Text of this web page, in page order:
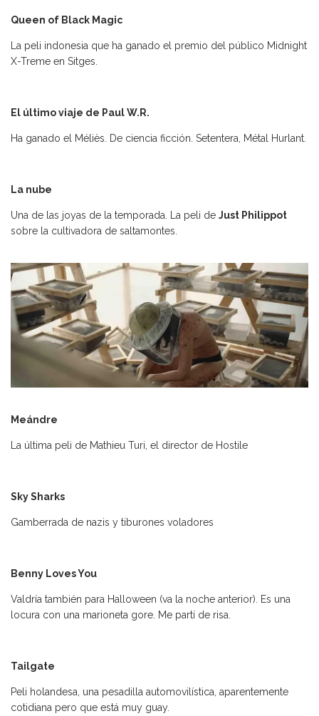
Queen of Black Magic
La peli indonesia que ha ganado el premio del público Midnight
X-Treme en Sitges.
El último viaje de Paul W.R.
Ha ganado el Méliès. De ciencia ficción. Setentera, Métal Hurlant.
La nube
Una de las joyas de la temporada. La peli de Just Philippot
sobre la cultivadora de saltamontes.
Meándre
La última peli de Mathieu Turi, el director de Hostile
Sky Sharks
Gamberrada de nazis y tiburones voladores
Benny Loves You
Valdría también para Halloween (va la noche anterior). Es una
locura con una marioneta gore. Me partí de risa.
Tailgate
Peli holandesa, una pesadilla automovilística, aparentemente
cotidiana pero que está muy guay.